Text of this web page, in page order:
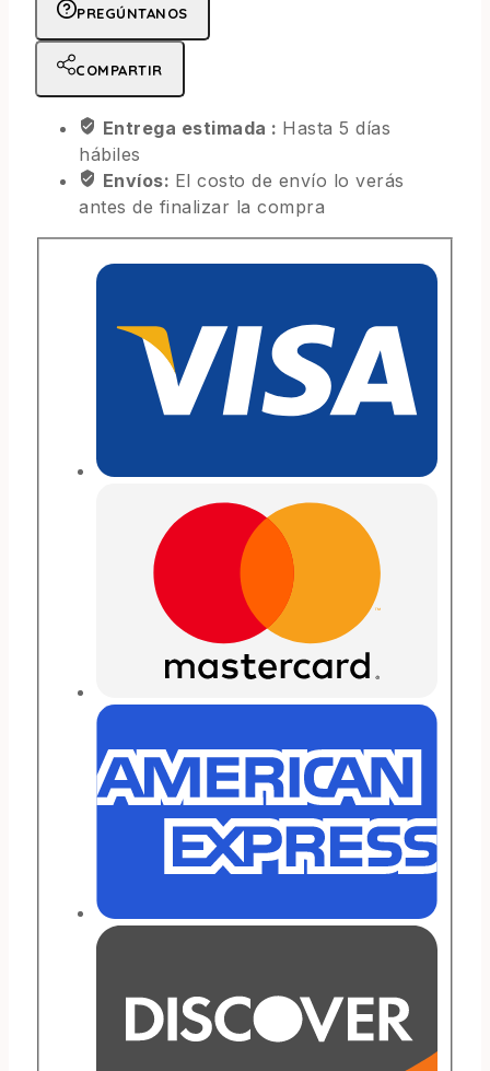
PREGÚNTANOS
COMPARTIR
Entrega estimada : Hasta 5 días
hábiles
Envíos: El costo de envío lo verás
antes de finalizar la compra